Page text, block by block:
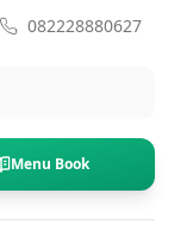
082228880627
Menu Book